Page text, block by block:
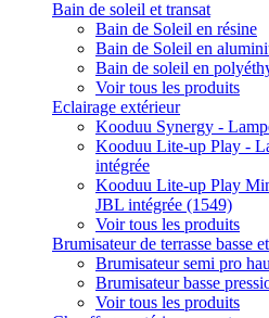
Bain de soleil et transat
Bain de Soleil en résine
Bain de Soleil en
Bain de soleil en
Voir tous les produits
Eclairage extérieur
Kooduu Synergy -
Kooduu Lite-up Play -
intégrée
Kooduu Lite-up Play
JBL intégrée (1549)
Voir tous les produits
Brumisateur de terrasse basse
Brumisateur semi pro
Brumisateur basse
Voir tous les produits